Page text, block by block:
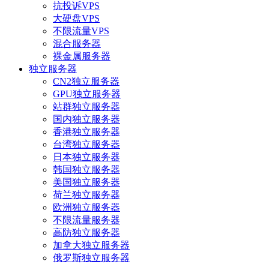
抗投诉VPS
大硬盘VPS
不限流量VPS
混合服务器
裸金属服务器
独立服务器
CN2独立服务器
GPU独立服务器
站群独立服务器
国内独立服务器
香港独立服务器
台湾独立服务器
日本独立服务器
韩国独立服务器
美国独立服务器
荷兰独立服务器
欧洲独立服务器
不限流量服务器
高防独立服务器
加拿大独立服务器
俄罗斯独立服务器